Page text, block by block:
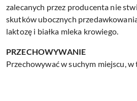
zalecanych przez producenta nie
skutków ubocznych
laktozę i białka mleka krowiego.
PRZECHOWYWANIE
Przechowywać w suchym miejscu, w